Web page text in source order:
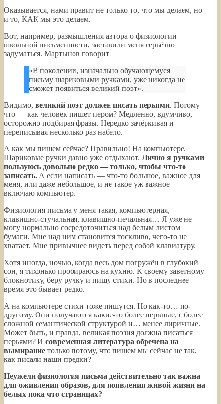
Оказывается, нами правит не только то, что мы делаем, но
и то, КАК мы это делаем.
Вот, например, размышления автора о физиологии
школьной письменности, заставили меня серьёзно
задуматься. Мартынов говорит:
«В поколении, изначально обучающемуся
письму шариковыми ручками, уже никогда не
сможет появиться великий поэт».
Видимо, великий поэт должен писать перьями. Потому
что — как человек пишет пером? Медленно, вдумчиво,
осторожно подбирая фразы. Нередко зачёркивая и
переписывая несколько раз набело.
А как мы пишем сейчас? Правильно! На компьютере.
Шариковые ручки давно уже отдыхают. Лично я ручками
пользуюсь довольно редко — только, чтобы что-то
записать. А если написать — что-то большое, важное для
меня, или даже небольшое, и не такое уж важное —
включаю компьютер.
Физиология письма у меня такая, компьютерная,
клавишно-стучальная, клавишно-печальная… Я уже не
могу нормально сосредоточиться над белым листом
бумаги. Мне над ним становится тоскливо, чего-то не
хватает. Мне привычнее видеть перед собой клавиатуру.
Хотя иногда, ночью, когда весь дом погружён в глубокий
сон, я тихонько пробираюсь на кухню. К своему заветному
блокнотику, беру ручку и пишу стихи. Но в последнее
время это бывает редко.
А на компьютере стихи тоже пишутся. Но как-то… по-
другому. Они получаются какие-то более нервные, с более
сложной семантической структурой и… менее лиричные.
Может быть, и правда, великая поэзия должна писаться
перьями? И современная литература обречена на
вымирание только потому, что пишем мы сейчас не так,
как писали наши предки?
Неужели физиология письма действительно так важна
для оживления образов, для появления живой жизни на
белых пока что страницах?